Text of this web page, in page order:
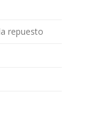
repuesto